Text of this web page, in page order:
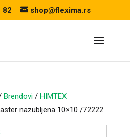
82 shop@flexima.rs
Brendovi/ HIMTEX
nazubljena 10×10 /72222